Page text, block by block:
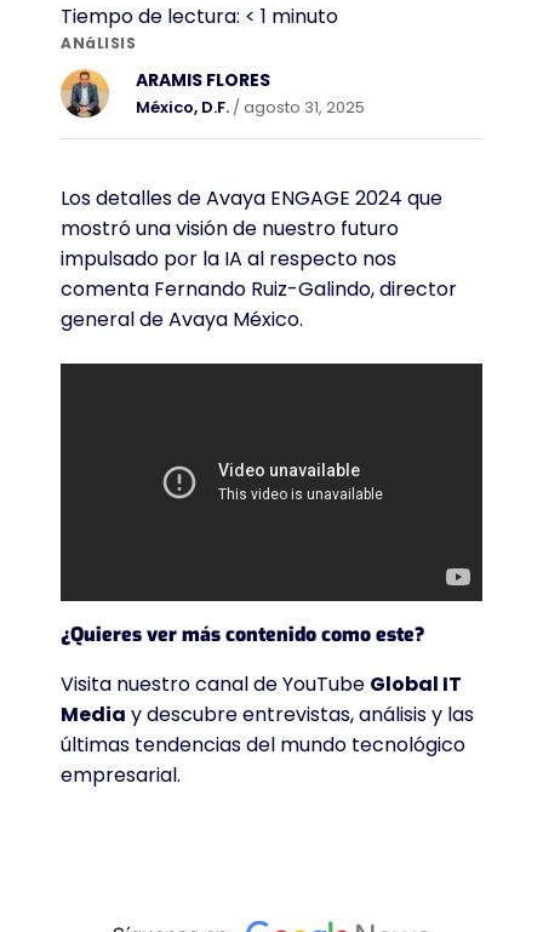
Tiempo de lectura: < 1 minuto
ANáLISIS
ARAMIS FLORES
México, D.F. / agosto 31, 2025
Los detalles de Avaya ENGAGE 2024 que
mostró una visión de nuestro futuro
impulsado por la IA al respecto nos
comenta Fernando Ruiz-Galindo, director
general de Avaya México.
¿Quieres ver más contenido como este?
Visita nuestro canal de YouTube Global IT
Media y descubre entrevistas, análisis y las
últimas tendencias del mundo tecnológico
empresarial.